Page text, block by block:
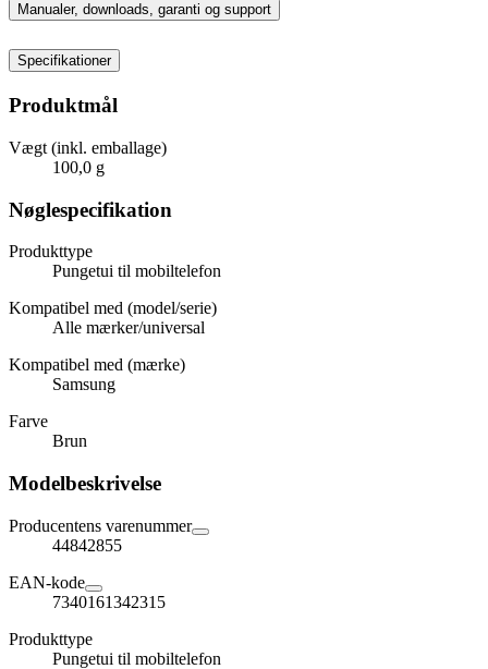
Manualer, downloads, garanti og support
Specifikationer
Produktmål
Vægt (inkl. emballage)
100,0 g
Nøglespecifikation
Produkttype
Pungetui til mobiltelefon
Kompatibel med (model/serie)
Alle mærker/universal
Kompatibel med (mærke)
Samsung
Farve
Brun
Modelbeskrivelse
Producentens varenummer
44842855
EAN-kode
7340161342315
Produkttype
Pungetui til mobiltelefon